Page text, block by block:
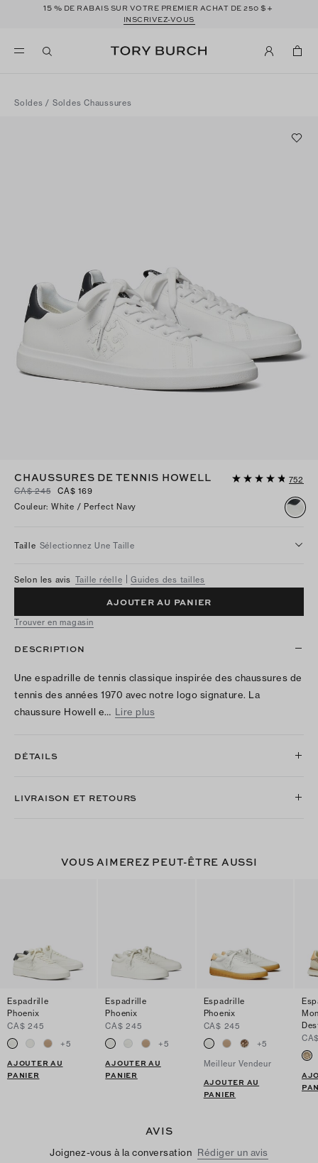
15 % DE RABAIS SUR VOTRE PREMIER ACHAT DE 250$+
INSCRIVEZ-VOUS
Soldes / Soldes Chaussures
CHAUSSURES DE TENNIS HOWELL
752
CA$ 245
CA$ 169
Couleur: White / Perfect Navy
Taille Sélectionnez Une Taille
Selon les avis Taille réelle Guides des tailles
AJOUTER AU PANIER
Trouver en magasin
DESCRIPTION
Une espadrille de tennis classique inspirée des chaussures de
tennis des années 1970 avec notre logo signature. La
chaussure Howell e… Lire plus
DÉTAILS
LIVRAISON ET RETOURS
VOUS AIMEREZ PEUT-ÊTRE AUSSI
Espadrille
Phoenix
CA$ 245
+5
AJOUTER AU
PANIER
Espadrille
Phoenix
CA$ 245
+5
AJOUTER AU
PANIER
Espadrille
Phoenix
CA$ 245
+5
Meilleur Vendeur
AJOUTER AU
PANIER
AVIS
Joignez-vous à la conversation Rédiger un avis